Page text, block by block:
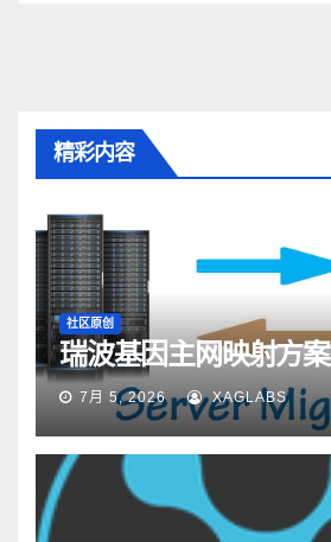
精彩内容
社区原创
瑞波基因主网映射方案
7月 5, 2026 XAGLABS